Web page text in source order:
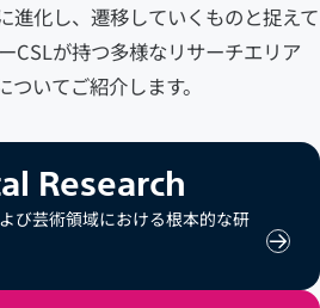
進化し、遷移していくものと捉えて
CSLが持つ多様なリサーチエリア
いてご紹介します。
Research
び芸術領域における根本的な研
の